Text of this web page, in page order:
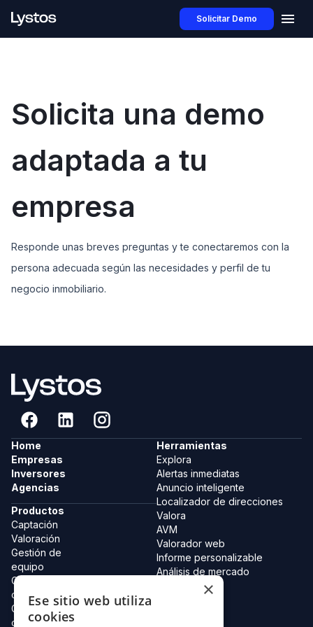
Solicitar Demo
Solicita una demo
adaptada a tu
empresa
Responde unas breves preguntas y te conectaremos con la
persona adecuada según las necesidades y perfil de tu
negocio inmobiliario.
Home
Empresas
Inversores
Agencias
Productos
Captación
Valoración
Gestión de
equipo
Gestión de
carteras
Gestión de
clientes
Herramientas
Explora
Alertas inmediatas
Anuncio inteligente
Localizador de direcciones
Valora
AVM
Valorador web
Informe personalizable
Análisis de mercado
×
Ese sitio web utiliza
cookies